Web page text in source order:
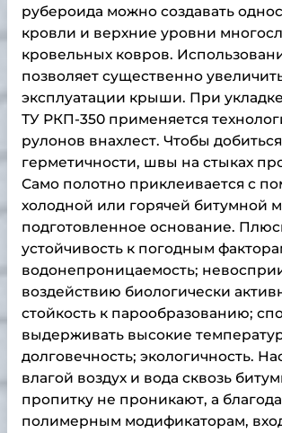
рубероида можно создавать
кровли и верхние уровни
кровельных ковров.
позволяет существенно
эксплуатации крыши. При
ТУ РКП-350 применяется
рулонов внахлест. Чтобы
герметичности, швы на стыках
Само полотно приклеивается с
холодной или горячей битумной
подготовленное основание.
устойчивость к погодным
водонепроницаемость;
воздействию биологически
стойкость к парообразованию;
выдерживать высокие
долговечность; экологичность.
влагой воздух и вода сквозь
пропитку не проникают, а
полимерным модификаторам,